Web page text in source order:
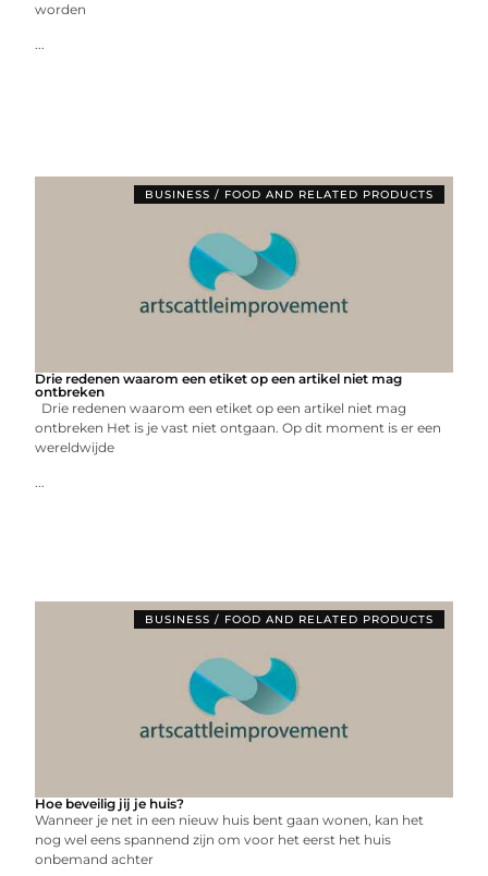
worden
...
BUSINESS / FOOD AND RELATED PRODUCTS
Drie redenen waarom een etiket op een artikel niet mag
ontbreken
Drie redenen waarom een etiket op een artikel niet mag
ontbreken Het is je vast niet ontgaan. Op dit moment is er een
wereldwijde
...
BUSINESS / FOOD AND RELATED PRODUCTS
Hoe beveilig jij je huis?
Wanneer je net in een nieuw huis bent gaan wonen, kan het
nog wel eens spannend zijn om voor het eerst het huis
onbemand achter